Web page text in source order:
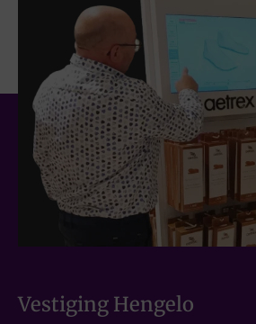
Vestiging Hengelo